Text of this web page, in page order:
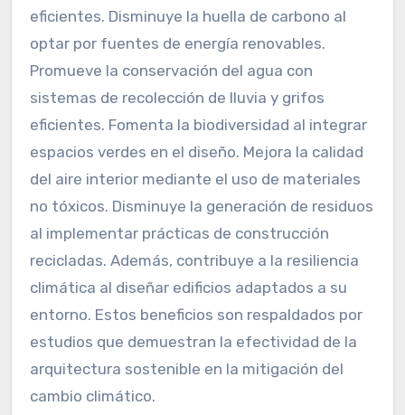
eficientes. Disminuye la huella de carbono al
optar por fuentes de energía renovables.
Promueve la conservación del agua con
sistemas de recolección de lluvia y grifos
eficientes. Fomenta la biodiversidad al integrar
espacios verdes en el diseño. Mejora la calidad
del aire interior mediante el uso de materiales
no tóxicos. Disminuye la generación de residuos
al implementar prácticas de construcción
recicladas. Además, contribuye a la resiliencia
climática al diseñar edificios adaptados a su
entorno. Estos beneficios son respaldados por
estudios que demuestran la efectividad de la
arquitectura sostenible en la mitigación del
cambio climático.